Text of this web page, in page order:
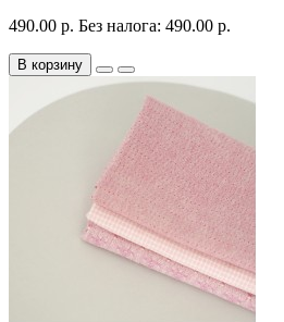
490.00 р. Без налога: 490.00 р.
В корзину